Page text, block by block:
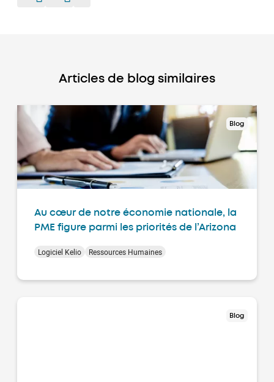
Articles de blog similaires
Blog
Au cœur de notre économie nationale, la
PME figure parmi les priorités de l’Arizona
Logiciel Kelio Ressources Humaines
Blog